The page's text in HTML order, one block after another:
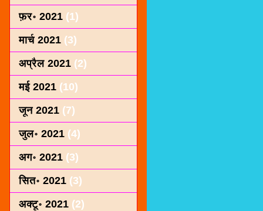
फ़र॰ 2021 (1)
मार्च 2021 (3)
अप्रैल 2021 (2)
मई 2021 (10)
जून 2021 (7)
जुल॰ 2021 (4)
अग॰ 2021 (3)
सित॰ 2021 (3)
अक्टू॰ 2021 (2)